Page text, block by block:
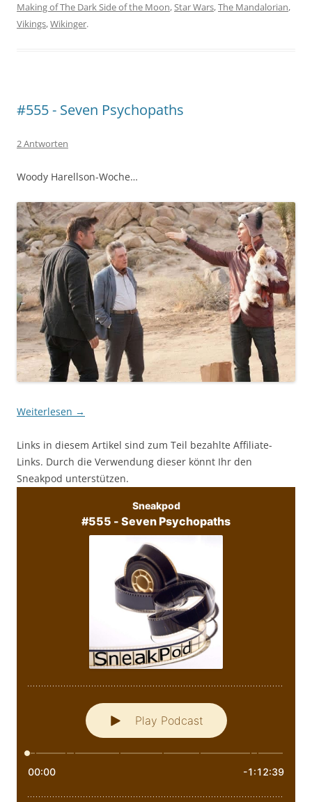
Making of The Dark Side of the Moon,Star Wars,The Mandalorian,
Vikings,Wikinger.
#555 - Seven Psychopaths
2 Antworten
Woody Harellson-Woche…
Weiterlesen →
Links in diesem Artikel sind zum Teil bezahlte Affiliate-
Links. Durch die Verwendung dieser könnt Ihr den
Sneakpod unterstützen.